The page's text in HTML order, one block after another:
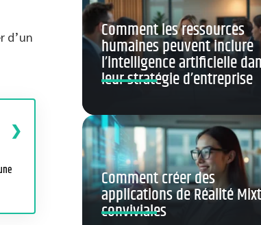
d’un
Comment les ressources
humaines peuvent inclure
l’intelligence artificielle
leur stratégie d’entreprise
Comment créer des
applications de Réalité
conviviales